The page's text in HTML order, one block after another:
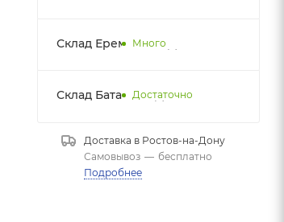
Склад Еременко НДС
Много
Склад Батайск НДС 1
Достаточно
Доставка в Ростов-на-Дону
Самовывоз — бесплатно
Подробнее